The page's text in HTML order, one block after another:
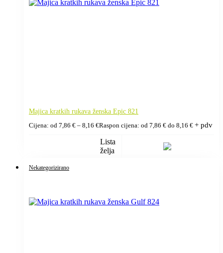
Majica kratkih rukava ženska Epic 821
Cijena: od 7,86 € – 8,16 €Raspon cijena: od 7,86 € do 8,16 € + pdv
Lista
želja
Nekategorizirano